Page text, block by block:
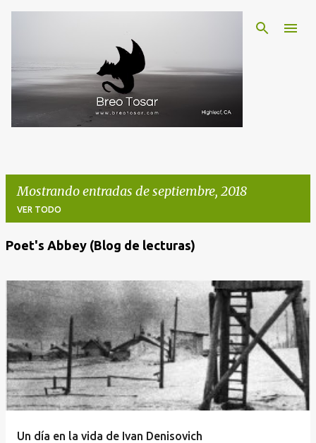
Mostrando entradas de septiembre, 2018
VER TODO
n
t
r
a
d
a
s
Poet's Abbey (Blog de lecturas)
Un día en la vida de Ivan Denisovich